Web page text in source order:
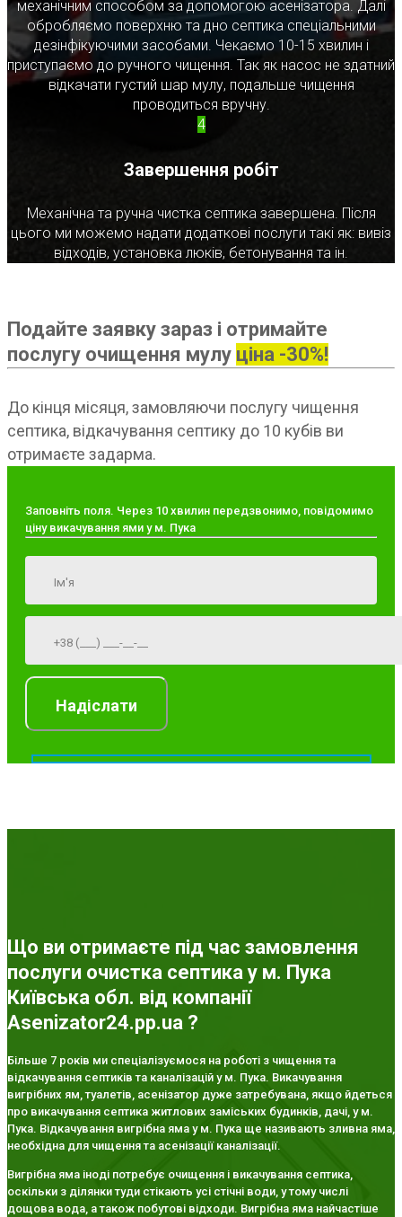
механічним способом за допомогою асенізатора. Далі
обробляємо поверхню та дно септика спеціальними
дезінфікуючими засобами. Чекаємо 10-15 хвилин і
приступаємо до ручного чищення. Так як насос не здатний
відкачати густий шар мулу, подальше чищення
проводиться вручну.
4
Завершення робіт
Механічна та ручна чистка септика завершена. Після
цього ми можемо надати додаткові послуги такі як: вивіз
відходів, установка люків, бетонування та ін.
Подайте заявку зараз і отримайте
послугу очищення мулу ціна -30%!
До кінця місяця, замовляючи послугу чищення
септика, відкачування септику до 10 кубів ви
отримаєте задарма.
Заповніть поля. Через 10 хвилин передзвонимо, повідомимо
ціну викачування ями у м. Пука
Що ви отримаєте під час замовлення
послуги очистка септика у м. Пука
Київська обл. від компанії
Asenizator24.pp.ua ?
Більше 7 років ми спеціалізуємося на роботі з чищення та
відкачування септиків та каналізацій у м. Пука. Викачування
вигрібних ям, туалетів, асенізатор дуже затребувана, якщо йдеться
про викачування септика житлових заміських будинків, дачі, у м.
Пука. Відкачування вигрібна яма у м. Пука ще називають зливна яма,
необхідна для чищення та асенізації каналізації.
Вигрібна яма іноді потребує очищення і викачування септика,
оскільки з ділянки туди стікають усі стічні води, у тому числі
дощова вода, а також побутові відходи. Вигрібна яма найчастіше